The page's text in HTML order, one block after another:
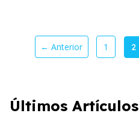
← Anterior 1 2
Últimos Artículos